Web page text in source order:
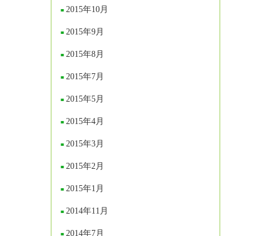
2015年10月
2015年9月
2015年8月
2015年7月
2015年5月
2015年4月
2015年3月
2015年2月
2015年1月
2014年11月
2014年7月